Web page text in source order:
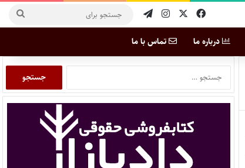
درباره ما تماس با ما